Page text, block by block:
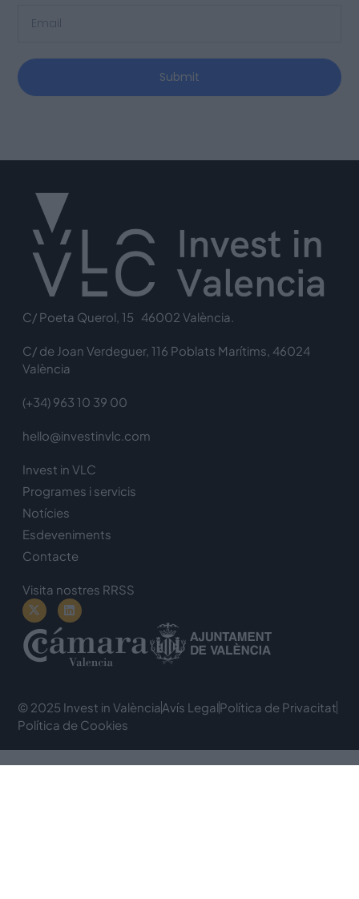
Submit
C/ Poeta Querol, 15 46002 València.
C/ de Joan Verdeguer, 116 Poblats Marítims, 46024
València
(+34) 963 10 39 00
hello@investinvlc.com
Invest in VLC
Programes i servicis
Notícies
Esdeveniments
Contacte
Visita nostres RRSS
© 2025 Invest in ValènciaAvís LegalPolítica de Privacitat
Política de Cookies